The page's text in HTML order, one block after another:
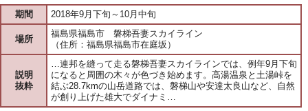
期間 2018年9月下旬～10月中旬
場所
福島県福島市 磐梯吾妻スカイライン
（住所：福島県福島市在庭坂）
説明
抜粋
…連邦を縫って走る磐梯吾妻スカイラインでは、例年9月下旬
になると周囲の木々が色づき始めます。高湯温泉と土湯峠を
結ぶ28.7kmの山岳道路では、磐梯山や安達太良山など、自然
が創り上げた雄大でダイナミ…